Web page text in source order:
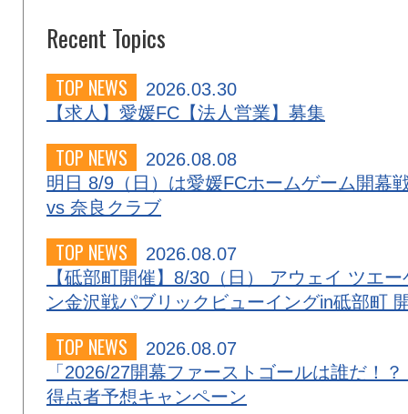
Recent Topics
TOP NEWS
2026.03.30
【求人】愛媛FC【法人営業】募集
TOP NEWS
2026.08.08
明日 8/9（日）は愛媛FCホームゲーム開幕
vs 奈良クラブ
TOP NEWS
2026.08.07
【砥部町開催】8/30（日） アウェイ ツエー
ン金沢戦パブリックビューイングin砥部町
TOP NEWS
2026.08.07
「2026/27開幕ファーストゴールは誰だ！？
得点者予想キャンペーン